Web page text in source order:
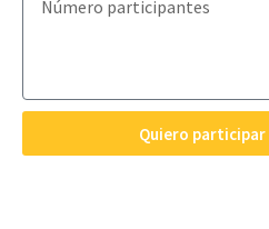
Quiero participar